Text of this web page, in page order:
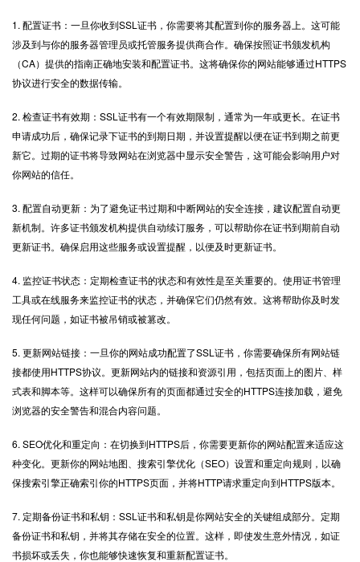
1. 配置证书：一旦你收到SSL证书，你需要将其配置到你的服务器上。这可能
涉及到与你的服务器管理员或托管服务提供商合作。确保按照证书颁发机构
（CA）提供的指南正确地安装和配置证书。这将确保你的网站能够通过HTTPS
协议进行安全的数据传输。
2. 检查证书有效期：SSL证书有一个有效期限制，通常为一年或更长。在证书
申请成功后，确保记录下证书的到期日期，并设置提醒以便在证书到期之前更
新它。过期的证书将导致网站在浏览器中显示安全警告，这可能会影响用户对
你网站的信任。
3. 配置自动更新：为了避免证书过期和中断网站的安全连接，建议配置自动更
新机制。许多证书颁发机构提供自动续订服务，可以帮助你在证书到期前自动
更新证书。确保启用这些服务或设置提醒，以便及时更新证书。
4. 监控证书状态：定期检查证书的状态和有效性是至关重要的。使用证书管理
工具或在线服务来监控证书的状态，并确保它们仍然有效。这将帮助你及时发
现任何问题，如证书被吊销或被篡改。
5. 更新网站链接：一旦你的网站成功配置了SSL证书，你需要确保所有网站链
接都使用HTTPS协议。更新网站内的链接和资源引用，包括页面上的图片、样
式表和脚本等。这样可以确保所有的页面都通过安全的HTTPS连接加载，避免
浏览器的安全警告和混合内容问题。
6. SEO优化和重定向：在切换到HTTPS后，你需要更新你的网站配置来适应这
种变化。更新你的网站地图、搜索引擎优化（SEO）设置和重定向规则，以确
保搜索引擎正确索引你的HTTPS页面，并将HTTP请求重定向到HTTPS版本。
7. 定期备份证书和私钥：SSL证书和私钥是你网站安全的关键组成部分。定期
备份证书和私钥，并将其存储在安全的位置。这样，即使发生意外情况，如证
书损坏或丢失，你也能够快速恢复和重新配置证书。